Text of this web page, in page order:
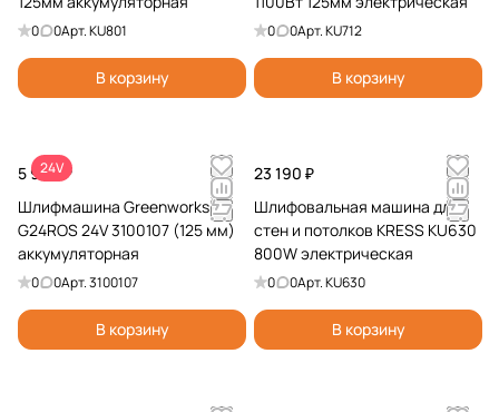
0 0Арт.KU801
В корзину
0 0Арт.KU712
В корзину
24V
5 990 ₽
Шлифмашина Greenworks
G24ROS 24V 3100107 (125 мм)
аккумуляторная
0 0Арт.3100107
В корзину
23 190 ₽
Шлифовальная машина для
стен и потолков KRESS KU630
800W электрическая
0 0Арт.KU630
В корзину